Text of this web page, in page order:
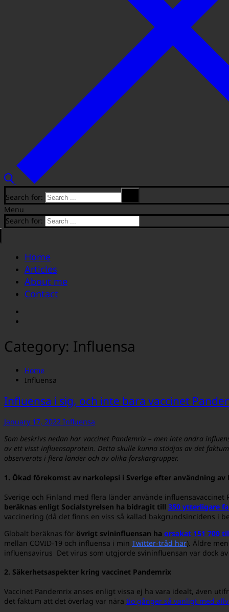
Search for:
Menu
Search for:
Home
Articles
About me
Contact
Category: Influensa
Home
Influensa
Influensa i sig, och inte bara vaccinet
January 17, 2022 Influensa
Som beskrivs nedan har vaccinet Pandemrix – men inte andra
av ett visst influensaprotein. Detta skulle kunna stödjas av det
observerats i flera länder och av olika forskargrupper.
1. Ökad förekomst av narkolepsi i Sverige efter användning av
Sverige och Finland med flera länder använde influensavaccinet
beräknas enligt Socialstyrelsen ha bidragit till 350 ytterligare
vaccinering (då det finns en viss så kallad bakgrundsincidens i
Globalt beräknas för övrigt svininfluensan ha orsakat 151 700
mellan COVID-19 och influensa i min Twitter-tråd här). Äldre
influensavirus Det virus som utgjorde svininfluensan var dock
2. Säkerhetsaspekter kring vaccinet Pandemrix
Vaccinet Pandemrix anses enligt vissa ej ha vara idealt, även
det faktum att det överlag var nära tio gånger så vanligt med